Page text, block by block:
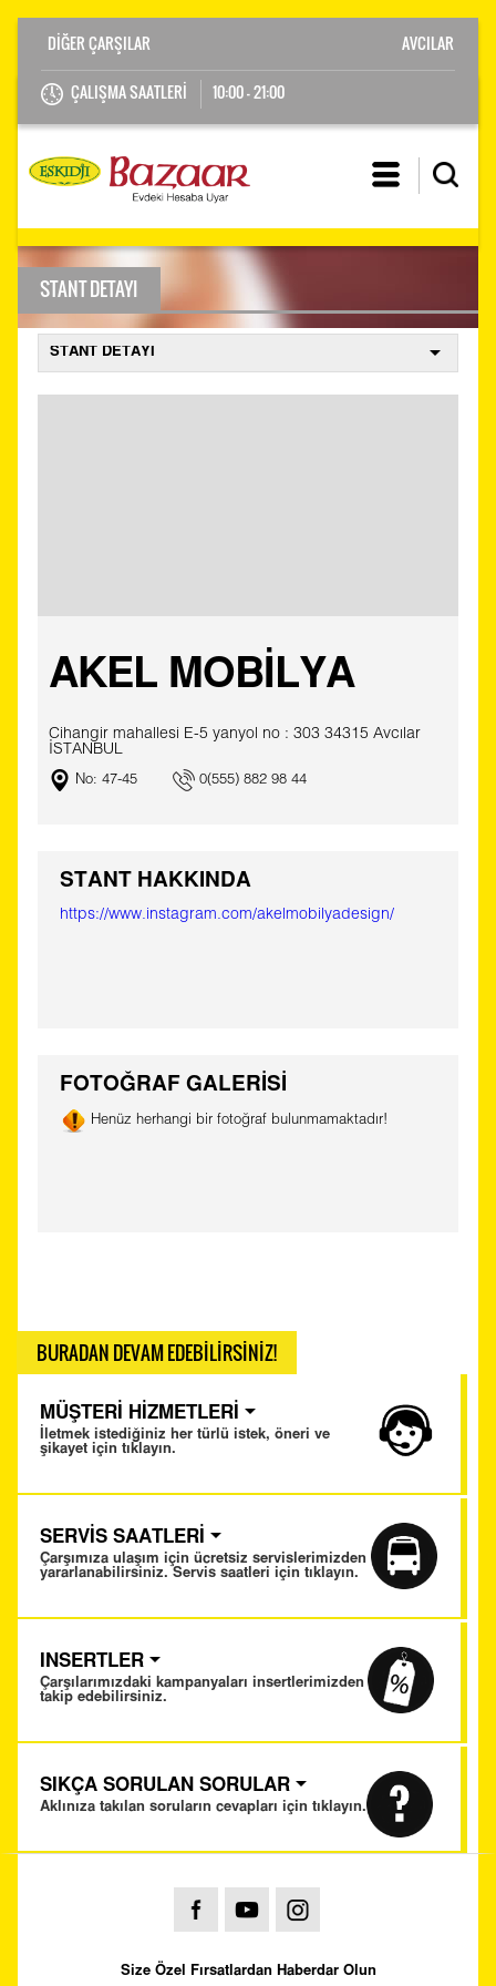
ÇALIŞMA SAATLERİ 10:00 - 21:00
AVCILAR
STANT DETAYI
AKEL MOBİLYA
Cihangir mahallesi E-5 yanyol no : 303 34315 Avcılar
İSTANBUL
No: 47-45 0(555) 882 98 44
STANT HAKKINDA
https://www.instagram.com/akelmobilyadesign/
FOTOĞRAF GALERİSİ
Henüz herhangi bir fotoğraf bulunmamaktadır!
BURADAN DEVAM EDEBİLİRSİNİZ!
MÜŞTERİ HİZMETLERİ
İletmek istediğiniz her türlü istek, öneri ve
şikayet için tıklayın.
SERVİS SAATLERİ
Çarşımıza ulaşım için ücretsiz servislerimizden
yararlanabilirsiniz. Servis saatleri için tıklayın.
INSERTLER
Çarşılarımızdaki kampanyaları insertlerimizden
takip edebilirsiniz.
SIKÇA SORULAN SORULAR
Aklınıza takılan soruların cevapları için tıklayın.
Size Özel Fırsatlardan Haberdar Olun